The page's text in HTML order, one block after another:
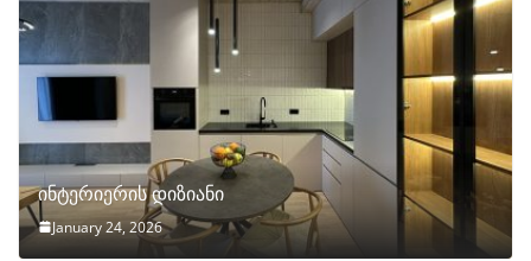
ინტერიერის დიზიანი
January 24, 2026